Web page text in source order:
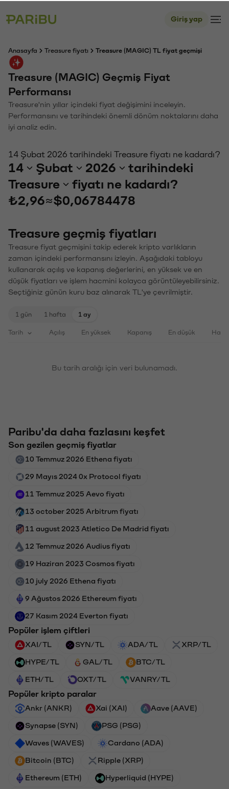
Giriş yap
Anasayfa Treasure fiyatı Treasure (MAGIC) TL fiyat geçmişi
Treasure (MAGIC) Geçmiş Fiyat
Performansı
Treasure'nin yıllar içindeki fiyat değişimini inceleyin.
Performansını ve tarihindeki önemli dönüm noktalarını daha
iyi analiz edin.
14 Şubat 2026 tarihindeki Treasure fiyatı ne kadardı?
14 Şubat 2026
tarihindeki
Treasure
fiyatı ne kadardı?
₺2,96≈$0,06784478
Treasure geçmiş fiyatları
Treasure fiyat geçmişini takip ederek kripto varlıkların
zaman içindeki performansını izleyin. Aşağıdaki tabloyu
kullanarak açılış ve kapanış değerlerini, en yüksek ve en
düşük fiyatları ve işlem hacmini kolayca görüntüleyebilirsiniz.
Seçtiğiniz günün kuru baz alınarak TL'ye çevrilmiştir.
1 gün 1 hafta 1 ay
Tarih Açılış En yüksek Kapanış En düşük
Bu tarih aralığı için veri bulunamadı.
Paribu'da daha fazlasını keşfet
Son gezilen geçmiş fiyatlar
10 Temmuz 2026 Ethena fiyatı
29 Mayıs 2024 0x Protocol fiyatı
11 Temmuz 2025 Aevo fiyatı
13 october 2025 Arbitrum fiyatı
11 august 2023 Atletico De Madrid fiyatı
12 Temmuz 2026 Audius fiyatı
19 Haziran 2023 Cosmos fiyatı
10 july 2026 Ethena fiyatı
9 Ağustos 2026 Ethereum fiyatı
27 Kasım 2024 Everton fiyatı
Popüler işlem çiftleri
XAI/TL SYN/TL ADA/TL XRP/TL
HYPE/TL GAL/TL BTC/TL
ETH/TL OXT/TL VANRY/TL
Popüler kripto paralar
Ankr (ANKR) Xai (XAI) Aave (AAVE)
Synapse (SYN) PSG (PSG)
Waves (WAVES) Cardano (ADA)
Bitcoin (BTC) Ripple (XRP)
Ethereum (ETH) Hyperliquid (HYPE)